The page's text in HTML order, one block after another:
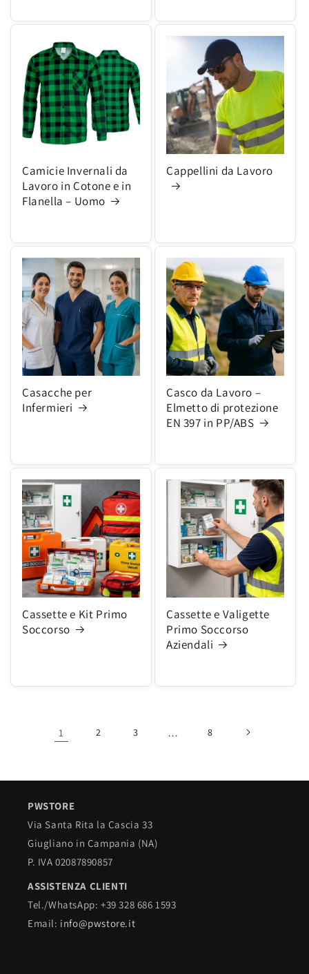
Camicie Invernali da
Lavoro in Cotone e in
Flanella – Uomo
Cappellini da Lavoro
Casacche per
Infermieri
Casco da Lavoro –
Elmetto di protezione
EN 397 in PP/ABS
Cassette e Kit Primo
Soccorso
Cassette e Valigette
Primo Soccorso
Aziendali
1 2 3 … 8
PWSTORE
Via Santa Rita la Cascia 33
Giugliano in Campania (NA)
P. IVA 02087890857
ASSISTENZA CLIENTI
Tel./WhatsApp: +39 328 686 1593
Email: info@pwstore.it